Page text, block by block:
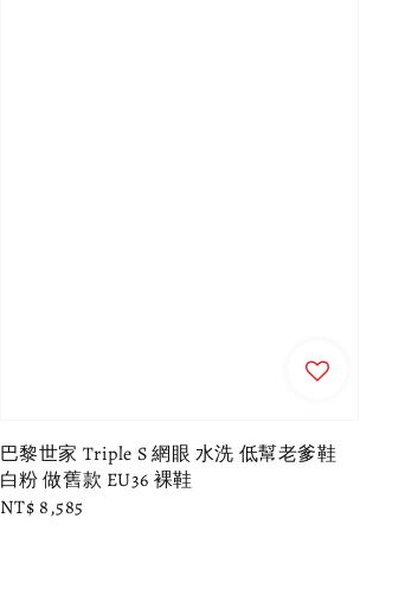
巴黎世家 Triple S 網眼 水洗 低幫老爹鞋
白粉 做舊款 EU36 裸鞋
Regular
NT$ 8,585